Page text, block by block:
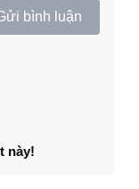
bình luận
này!